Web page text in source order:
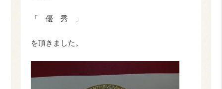
「 優 秀 」
を頂きました。